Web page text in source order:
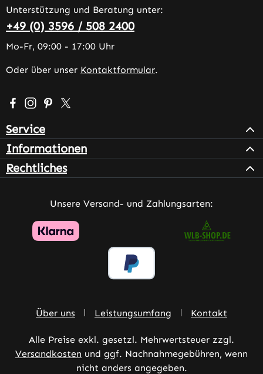
Unterstützung und Beratung unter:
+49 (0) 3596 / 508 2400
Mo-Fr, 09:00 - 17:00 Uhr
Oder über unser Kontaktformular.
Besuche uns auf Facebook – öffnet in neuem Tab
Schau auf Instagram vorbei – öffnet in neuem Tab
Lass dich auf Pinterest inspirieren – öffnet in
Folge uns auf X – öffnet in neuem Tab
Service
Informationen
Rechtliches
Unsere Versand- und Zahlungsarten:
Über uns Leistungsumfang Kontakt
Alle Preise exkl. gesetzl. Mehrwertsteuer zzgl.
Versandkosten und ggf. Nachnahmegebühren, wenn
nicht anders angegeben.